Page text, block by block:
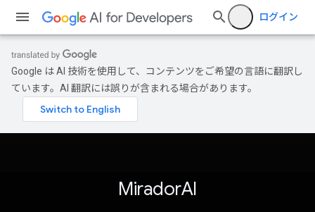
ログイン
Google は AI 技術を使用して、コンテンツをご希望の言語に翻訳し
ています。AI 翻訳には誤りが含まれる場合があります。
MiradorAI